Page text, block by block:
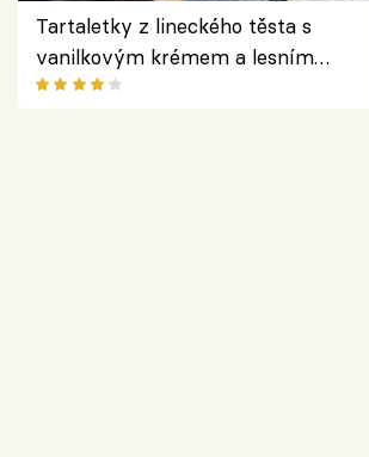
Tartaletky z lineckého těsta s
vanilkovým krémem a lesním
ovocem podle Bread Society